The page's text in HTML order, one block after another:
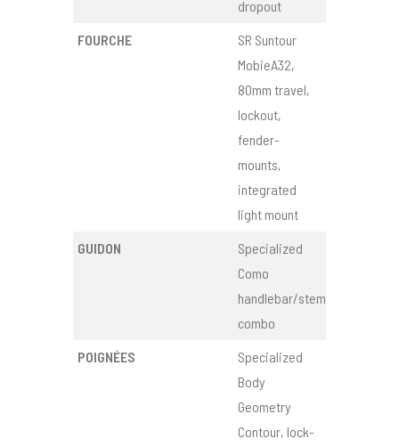
dropout
FOURCHE
SR Suntour
MobieA32,
80mm travel,
lockout,
fender-
mounts,
integrated
light mount
GUIDON
Specialized
Como
handlebar/stem
combo
POIGNÉES
Specialized
Body
Geometry
Contour, lock-